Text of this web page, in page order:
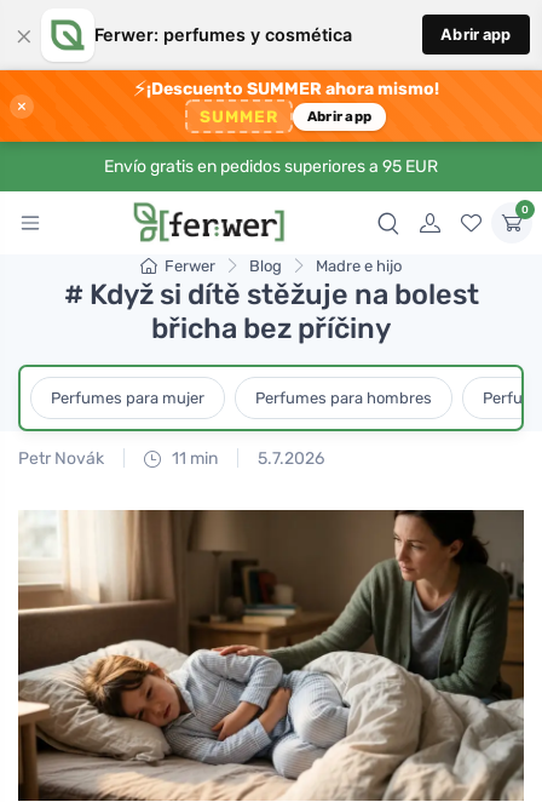
× Ferwer: perfumes y cosmética Abrir app
×
⚡¡Descuento SUMMER ahora mismo!
SUMMER Abrir app
Envío gratis en pedidos superiores a 95 EUR
0
Ferwer Blog Madre e hijo
# Když si dítě stěžuje na bolest
břicha bez příčiny
Perfumes para mujer Perfumes para hombres
Petr Novák 11 min 5.7.2026